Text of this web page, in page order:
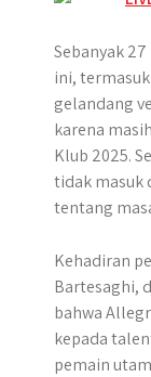
Sebanyak
ini,
gelandang
karena
Klub 2025.
tidak masuk
tentang
Kehadiran
Bartesaghi,
bahwa
kepada
pemain